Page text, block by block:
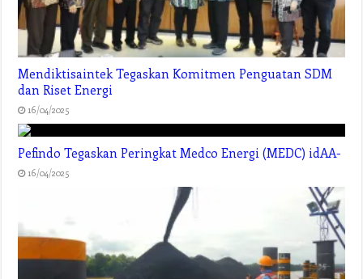
Mendiktisaintek Tegaskan Komitmen Penguatan SDM
dan Riset Energi
16/04/2025
Pefindo Tegaskan Peringkat Medco Energi (MEDC) idAA-
16/04/2025